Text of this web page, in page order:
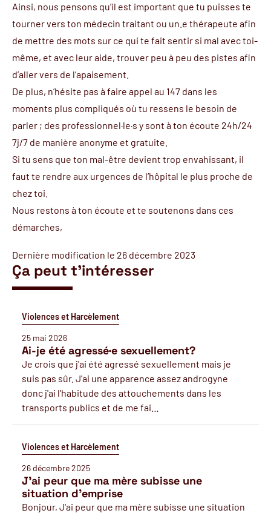
Ainsi, nous pensons qu’il est important que tu puisses te
tourner vers ton médecin traitant ou un.e thérapeute afin
de mettre des mots sur ce qui te fait sentir si mal avec toi-
même, et avec leur aide, trouver peu à peu des pistes afin
d’aller vers de l’apaisement.
De plus, n’hésite pas à faire appel au 147 dans les
moments plus compliqués où tu ressens le besoin de
parler ; des professionnel·le·s y sont à ton écoute 24h/24
7j/7 de manière anonyme et gratuite.
Si tu sens que ton mal-être devient trop envahissant, il
faut te rendre aux urgences de l’hôpital le plus proche de
chez toi.
Nous restons à ton écoute et te soutenons dans ces
démarches,
Dernière modification le 26 décembre 2023
Ça peut t'intéresser
Violences et Harcèlement
25 mai 2026
Ai-je été agressé·e sexuellement?
Je crois que j'ai été agressé sexuellement mais je
suis pas sûr. J'ai une apparence assez androgyne
donc j'ai l'habitude des attouchements dans les
transports publics et de me fai…
Violences et Harcèlement
26 décembre 2025
J'ai peur que ma mère subisse une
situation d'emprise
Bonjour, J'ai peur que ma mère subisse une situation